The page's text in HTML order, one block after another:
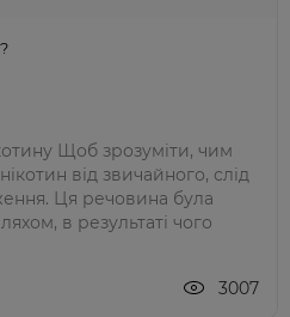
Щоб зрозуміти, чим
від звичайного, слід
Ця речовина була
в результаті чого
3007